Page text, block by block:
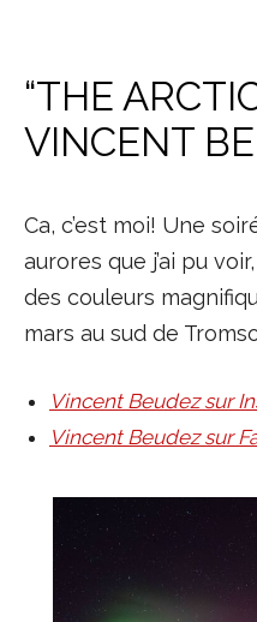
“THE
VINCENT
Ca, c’est moi! Une
aurores que j’ai pu
des couleurs
mars au sud de
Vincent Beudez sur
Vincent Beudez sur